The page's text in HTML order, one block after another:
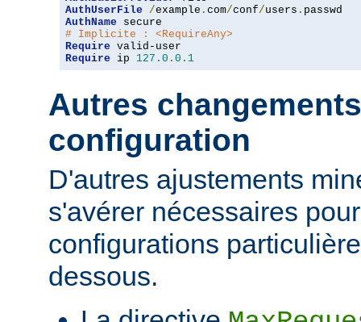
AuthUserFile
/example . com/conf/users .
AuthName
# Implicite : <RequireAny>
Require
Require ip 127.0 . 0.1
Autres
configuration
D'autres ajustements
s'avérer nécessaires
configurations
dessous.